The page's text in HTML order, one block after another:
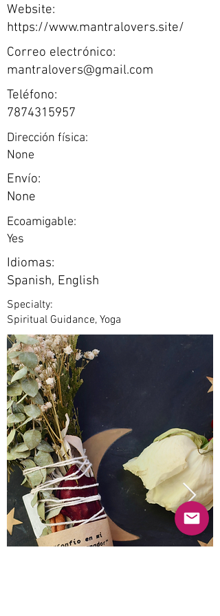
Website:
https://www.mantralovers.site/
Correo electrónico:
mantralovers@gmail.com
Teléfono:
7874315957
Dirección física:
None
Envío:
None
Ecoamigable:
Yes
Idiomas:
Spanish, English
Specialty:
Spiritual Guidance, Yoga